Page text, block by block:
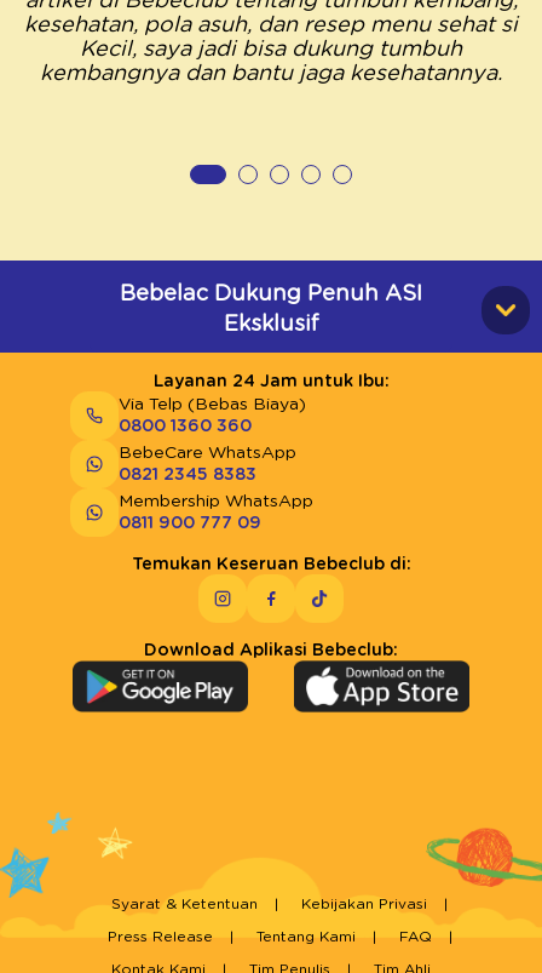
kesehatan, pola asuh, dan resep menu sehat si
Kecil, saya jadi bisa dukung tumbuh
kembangnya dan bantu jaga kesehatannya.
Bebelac Dukung Penuh ASI
Eksklusif
Layanan 24 Jam untuk Ibu:
Via Telp (Bebas Biaya)
0800 1360 360
BebeCare WhatsApp
0821 2345 8383
Membership WhatsApp
0811 900 777 09
Temukan Keseruan Bebeclub di:
Download Aplikasi Bebeclub:
Syarat & Ketentuan Kebijakan Privasi
Press Release Tentang Kami FAQ
Kontak Kami Tim Penulis Tim Ahli